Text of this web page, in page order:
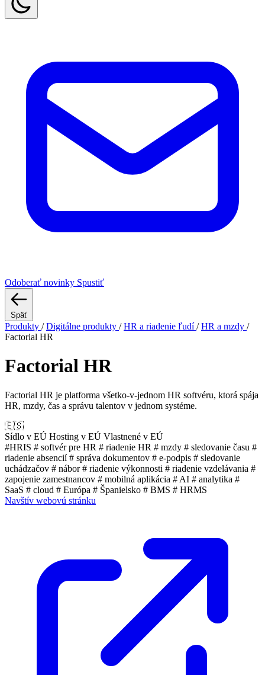
Odoberať novinky Spustiť
Späť
Produkty / Digitálne produkty / HR a riadenie ľudí/ HR a mzdy /
Factorial HR
Factorial HR
Factorial HR je platforma všetko-v-jednom HR softvéru, ktorá spája
HR, mzdy, čas a správu talentov v jednom systéme.
🇪🇸
Sídlo v EÚ Hosting v EÚ Vlastnené v EÚ
#HRIS # softvér pre HR # riadenie HR # mzdy # sledovanie času #
riadenie absencií# správa dokumentov # e-podpis # sledovanie
uchádzačov # nábor# riadenie výkonnosti # riadenie vzdelávania #
zapojenie zamestnancov # mobilná aplikácia # AI # analytika #
SaaS # cloud # Európa # Španielsko # BMS # HRMS
Navštív webovú stránku